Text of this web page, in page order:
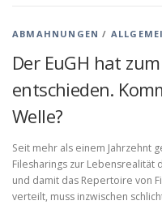
ABMAHNUNGEN /
Der EuGH hat
entschieden.
Welle?
Seit mehr als einem Jahrzehnt
Filesharings zur Lebensrealität
und damit das Repertoire von
verteilt, muss inzwischen